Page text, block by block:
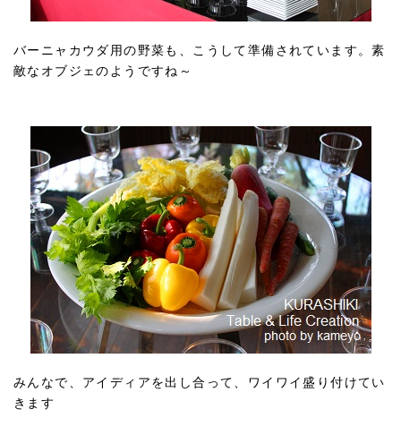
バーニャカウダ用の野菜も、こうして準備されています。素
敵なオブジェのようですね～
みんなで、アイディアを出し合って、ワイワイ盛り付けてい
きます